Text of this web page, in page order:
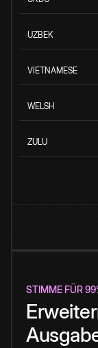
UZBEK
VIETNAMESE
WELSH
ZULU
STIMME FÜR